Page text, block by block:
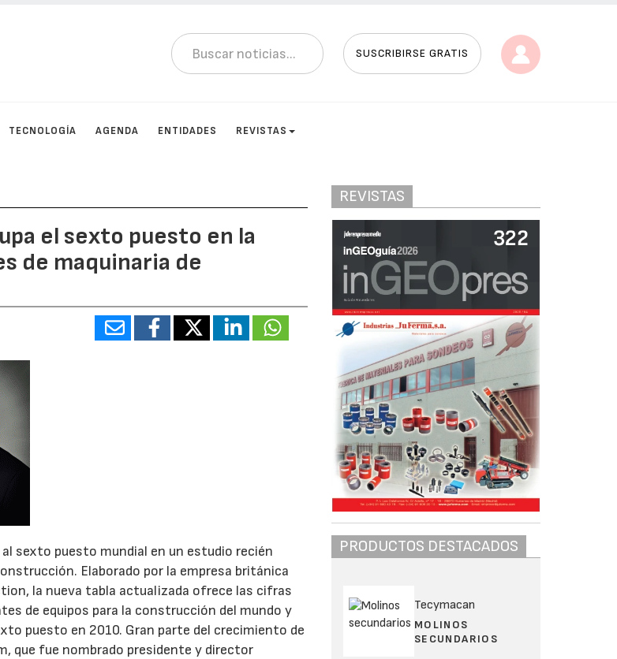
SUSCRIBIRSE GRATIS
TECNOLOGÍA AGENDA ENTIDADES REVISTAS
el sexto puesto en la
de maquinaria de
sexto puesto mundial en un estudio recién
Elaborado por la empresa británica
la nueva tabla actualizada ofrece las cifras
de equipos para la construcción del mundo y
puesto en 2010. Gran parte del crecimiento de
que fue nombrado presidente y director
REVISTAS
PRODUCTOS DESTACADOS
Tecymacan
MOLINOS
SECUNDARIOS